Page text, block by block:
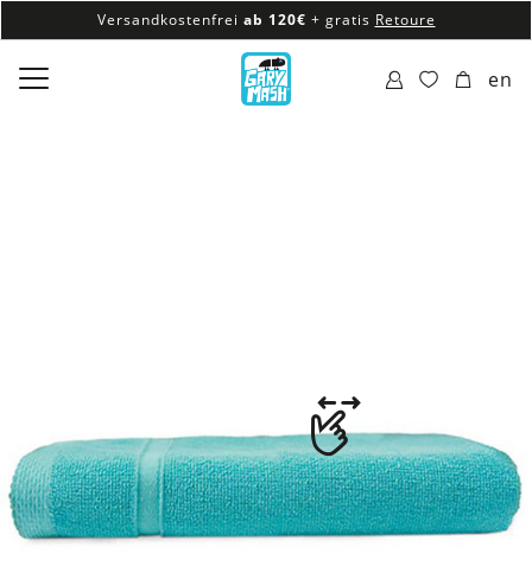
Versandkostenfrei ab 120€ + gratis Retoure
100% veganes & fair produziertes Sortiment
Versandkostenfrei ab 120€
en